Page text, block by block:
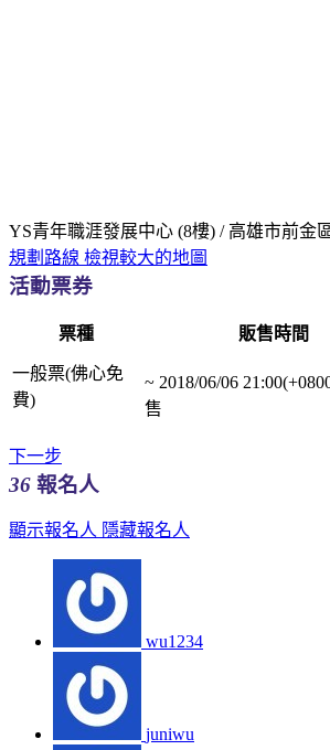
YS青年職涯發展中心 (8樓) / 高雄市前金
規劃路線 檢視較大的地圖
活動票券
票種 販售時間
一般票(佛心免
費)
~ 2018/06/06
售
下一步
36 報名人
顯示報名人 隱藏報名人
wu1234
juniwu